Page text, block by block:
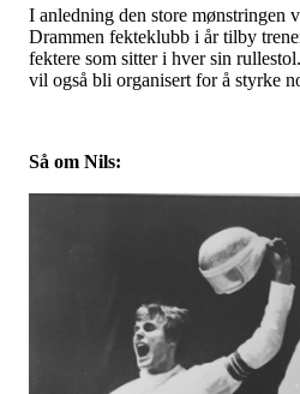
I anledning den store mønstringen
Drammen fekteklubb i år tilby
fektere som sitter i hver sin
vil også bli organisert for å styrke
Så om Nils: